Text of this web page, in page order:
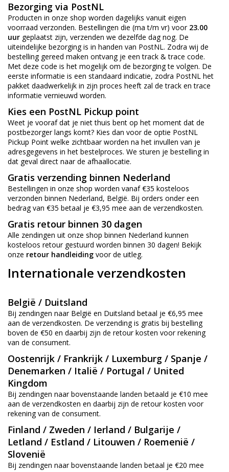
Bezorging via PostNL
Producten in onze shop worden dagelijks vanuit eigen
voorraad verzonden. Bestellingen die (ma t/m vr) voor 23.00
uur geplaatst zijn, verzenden we dezelfde dag nog. De
uiteindelijke bezorging is in handen van PostNL. Zodra wij de
bestelling gereed maken ontvang je een track & trace code.
Met deze code is het mogelijk om de bezorging te volgen. De
eerste informatie is een standaard indicatie, zodra PostNL het
pakket daadwerkelijk in zijn proces heeft zal de track en trace
informatie vernieuwd worden.
Kies een PostNL Pickup point
Weet je vooraf dat je niet thuis bent op het moment dat de
postbezorger langs komt? Kies dan voor de optie PostNL
Pickup Point welke zichtbaar worden na het invullen van je
adresgegevens in het bestelproces. We sturen je bestelling in
dat geval direct naar de afhaallocatie.
Gratis verzending binnen Nederland
Bestellingen in onze shop worden vanaf €35 kosteloos
verzonden binnen Nederland, België. Bij orders onder een
bedrag van €35 betaal je €3,95 mee aan de verzendkosten.
Gratis retour binnen 30 dagen
Alle zendingen uit onze shop binnen Nederland kunnen
kosteloos retour gestuurd worden binnen 30 dagen! Bekijk
onze retour handleiding voor de uitleg.
Internationale verzendkosten
België / Duitsland
Bij zendingen naar België en Duitsland betaal je €6,95 mee
aan de verzendkosten. De verzending is gratis bij bestelling
boven de €50 en daarbij zijn de retour kosten voor rekening
van de consument.
Oostenrijk / Frankrijk / Luxemburg / Spanje /
Denemarken / Italië / Portugal / United
Kingdom
Bij zendingen naar bovenstaande landen betaald je €10 mee
aan de verzendkosten en daarbij zijn de retour kosten voor
rekening van de consument.
Finland / Zweden / Ierland / Bulgarije /
Letland / Estland / Litouwen / Roemenië /
Slovenië
Bij zendingen naar bovenstaande landen betaal je €20 mee